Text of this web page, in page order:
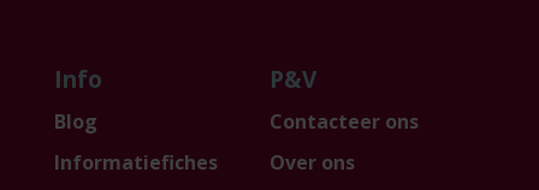
Info
Blog
Informatiefiches
P&V
Contacteer ons
Over ons